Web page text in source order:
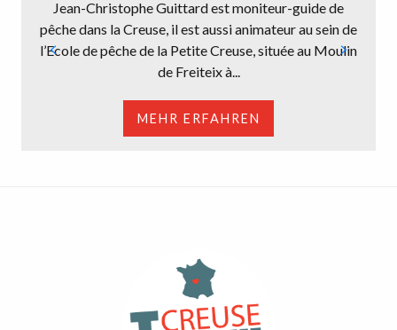
Jean-Christophe Guittard est moniteur-guide de
pêche dans la Creuse, il est aussi animateur au sein de
l’Ecole de pêche de la Petite Creuse, située au Moulin
de Freiteix à...
MEHR ERFAHREN